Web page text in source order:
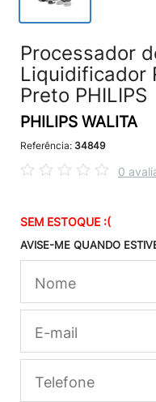
Processador
Liquidificador
Preto PHILIPS
PHILIPS WALITA
Referência: 34849
0
SEM ESTOQUE :(
AVISE-ME QUANDO